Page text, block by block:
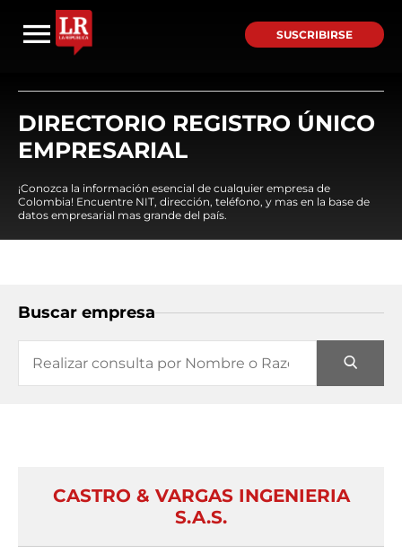
SUSCRIBIRSE
DIRECTORIO REGISTRO ÚNICO
EMPRESARIAL
¡Conozca la información esencial de cualquier empresa de
Colombia! Encuentre NIT, dirección, teléfono, y mas en la base de
datos empresarial mas grande del país.
Buscar empresa
CASTRO & VARGAS INGENIERIA
S.A.S.